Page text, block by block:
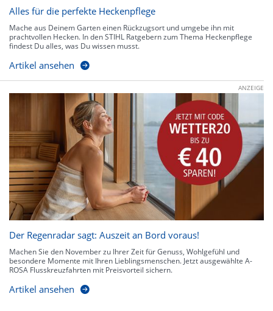
Alles für die perfekte Heckenpflege
Mache aus Deinem Garten einen Rückzugsort und umgebe ihn mit
prachtvollen Hecken. In den STIHL Ratgebern zum Thema Heckenpflege
findest Du alles, was Du wissen musst.
Artikel ansehen
ANZEIGE
Der Regenradar sagt: Auszeit an Bord voraus!
Machen Sie den November zu Ihrer Zeit für Genuss, Wohlgefühl und
besondere Momente mit Ihren Lieblingsmenschen. Jetzt ausgewählte A-
ROSA Flusskreuzfahrten mit Preisvorteil sichern.
Artikel ansehen